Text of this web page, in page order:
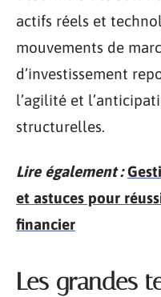
actifs réels et
mouvements de
d’investissement
l’agilité et
structurelles.
Lire également :
et astuces pour
financier
Les grandes